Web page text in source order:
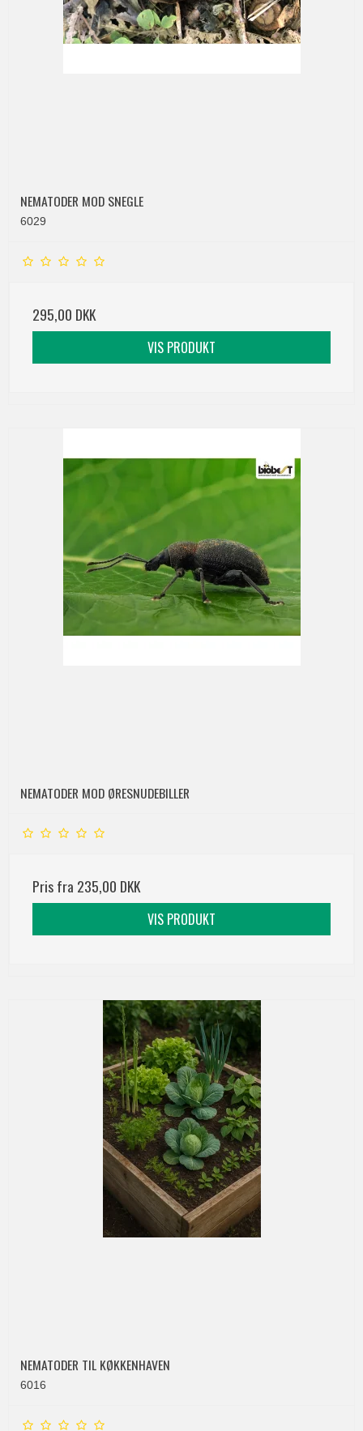
NEMATODER MOD SNEGLE
6029
295,00 DKK
VIS PRODUKT
NEMATODER MOD ØRESNUDEBILLER
Pris fra 235,00 DKK
VIS PRODUKT
NEMATODER TIL KØKKENHAVEN
6016